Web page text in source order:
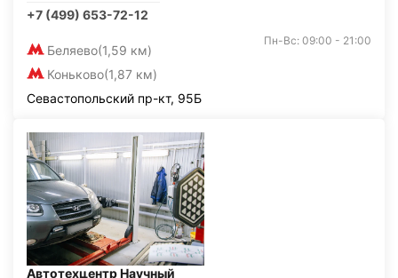
+7 (499) 653-72-12
Беляево(1,59 км)
Коньково(1,87 км)
Пн-Вс: 09:00 - 21:00
Севастопольский пр-кт, 95Б
Автотехцентр Научный